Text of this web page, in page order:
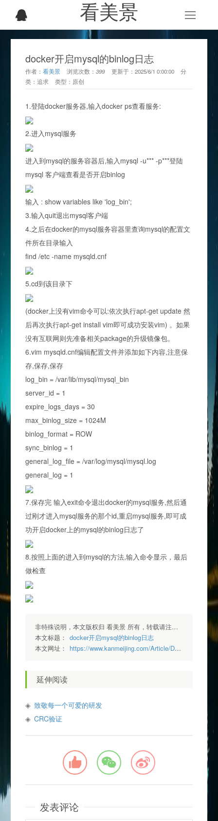
看美景
docker开启mysql的binlog日志
作者：看美景 浏览次数：399 更新于：2025/6/1 0:00:00
分
类：追求 类型： 原创
1.登陆docker服务器,输入docker ps查看服务:
2.进入mysql服务
进入到mysql的服务容器后,输入mysql -u*** -p***登陆
mysql 客户端查看是否开启binlog
输入 : show variables like 'log_bin';
3.输入quit退出mysql客户端
4.之后在docker的mysql服务容器里查询mysql的配置文
件所在目录输入
find /etc -name mysqld.cnf
5.cd到该目录下
(docker上没有vim命令可以:依次执行apt-get update 然
后再次执行apt-get install vim即可成功安装vim) 。如果
没有互联网则先准备相关package的升级镜像包。
6.vim mysqld.cnf编辑配置文件并添加如下内容,注意保
存,保存,保存
log_bin = /var/lib/mysql/mysql_bin
server_id = 1
expire_logs_days = 30
max_binlog_size = 1024M
binlog_format = ROW
sync_binlog = 1
general_log_file = /var/log/mysql/mysql.log
general_log = 1
7.保存完 输入exit命令退出docker的mysql服务,然后通
过刚才进入mysql服务的那个id,重启mysql服务,即可成
功开启docker上的mysql的binlog日志了
8.按照上面的进入到mysql的方法,输入命令显示，最后
做检查
非特殊说明，本文版权归 看美景 所有，转载请注明出处.
本文标题：
docker开启mysql的binlog日志
本文网址：
https://www.kanmeijing.com/Article/Detail/13
延伸阅读
致敬每一个可爱的研发
CRC验证
发表评论